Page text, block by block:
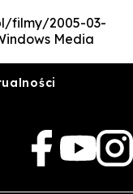
filmy/2005-03-
Media